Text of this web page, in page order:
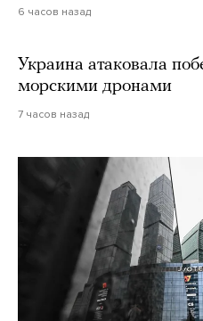
6 часов назад
Украина атаковала
морскими дронами
7 часов назад